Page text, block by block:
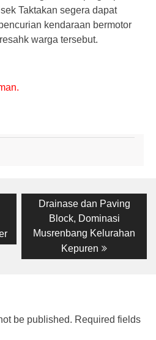
Taktakan segera dapat
kendaraan bermotor
warga tersebut.
Next
post:
Drainase dan Paving
Block, Dominasi
Musrenbang Kelurahan
Kepuren
be published. Required fields